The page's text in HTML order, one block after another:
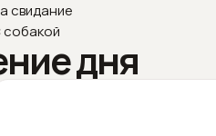
свидание
дня